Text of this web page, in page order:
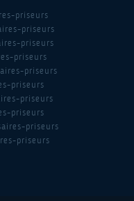
priseurs
priseurs
priseurs
priseurs
priseurs
priseurs
priseurs
priseurs
priseurs
priseurs